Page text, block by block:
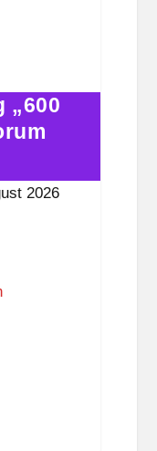
„600
2026